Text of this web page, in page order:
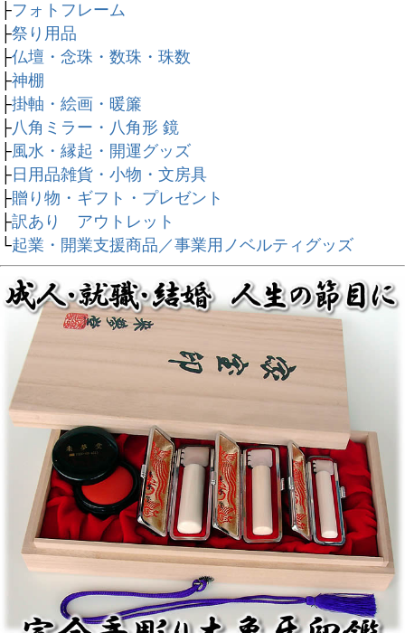
├フォトフレーム
├祭り用品
├仏壇・念珠・数珠・珠数
├神棚
├掛軸・絵画・暖簾
├八角ミラー・八角形 鏡
├風水・縁起・開運グッズ
├ 日用品雑貨・小物・文房具
├贈り物・ギフト・プレゼント
├訳あり アウトレット
└起業・開業支援商品／事業用ノベルティグッズ